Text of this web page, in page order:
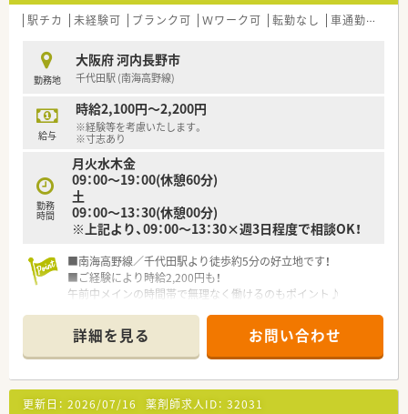
駅チカ 未経験可 ブランク可 Ｗワーク可 転勤なし 車通勤可
勤務地
大阪府 河内長野市
千代田駅 (南海高野線)
給与
時給2,100円～2,200円
※経験等を考慮いたします。
※寸志あり
勤務
時間
月火水木金
09：00～19：00(休憩60分)
土
09：00～13：30(休憩00分)
※上記より、09：00～13：30×週3日程度で相談OK！
■南海高野線／千代田駅より徒歩約5分の好立地です！
■ご経験により時給2,200円も！
午前中メインの時間帯で無理なく働けるのもポイント♪
です！
詳細を見る お問い合わせ
更新日： 2026/07/16 薬剤師求人ID： 32031